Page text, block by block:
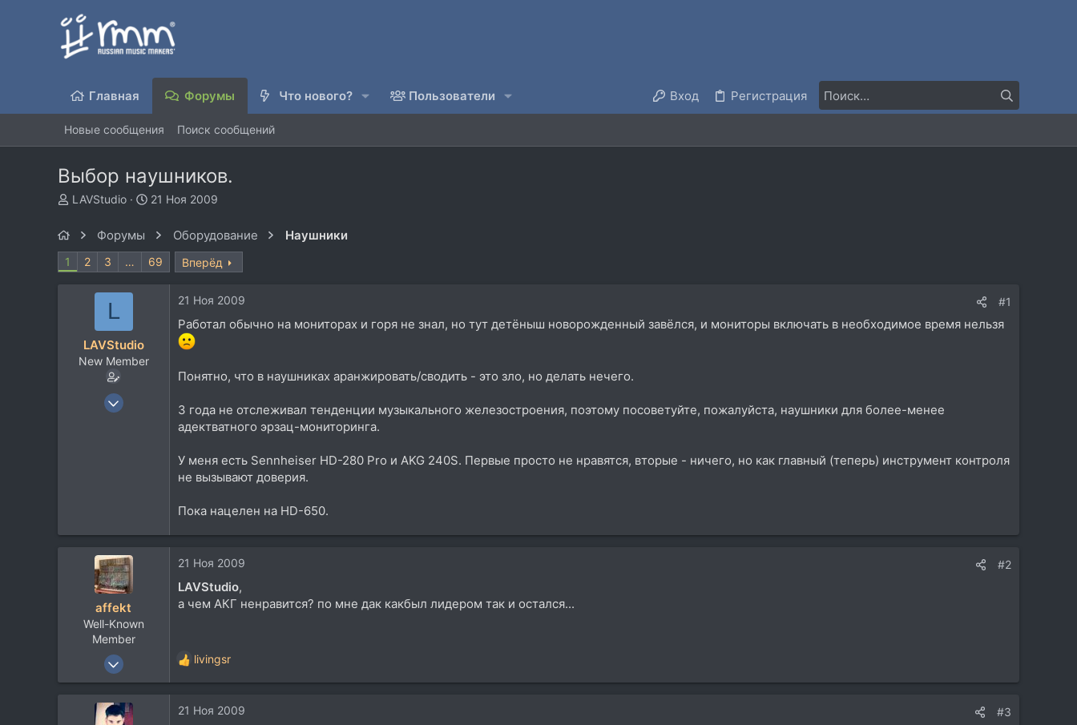
Главная Форумы Что нового? Пользователи Вход Регистрация
Новые сообщения Поиск сообщений
Выбор наушников.
А
т
LAVStudio
Д
н
а
21 Ноя 2009
Форумы Оборудование Наушники
1 2 3 … 69 Вперёд
L
LAVStudio
New Member
17 Июл 2004
21 Ноя 2009 #1
Работал обычно на мониторах и горя не знал, но тут детёныш новорожденный завёлся, и мониторы включать в необходимое время нельзя
Понятно, что в наушниках аранжировать/сводить - это зло, но делать нечего.
3 года не отслеживал тенденции музыкального железостроения, поэтому посоветуйте, пожалуйста, наушники для более-менее
адектватного эрзац-мониторинга.
У меня есть Sennheiser HD-280 Pro и AKG 240S. Первые просто не нравятся, вторые - ничего, но как главный (теперь) инструмент контроля
не вызывают доверия.
Пока нацелен на HD-650.
affekt
Well-Known
Member
17 Дек 2008
21 Ноя 2009 #2
LAVStudio,
а чем АКГ ненравится? по мне дак какбыл лидером так и остался...
Р
е
к
livingsr
21 Ноя 2009 #3